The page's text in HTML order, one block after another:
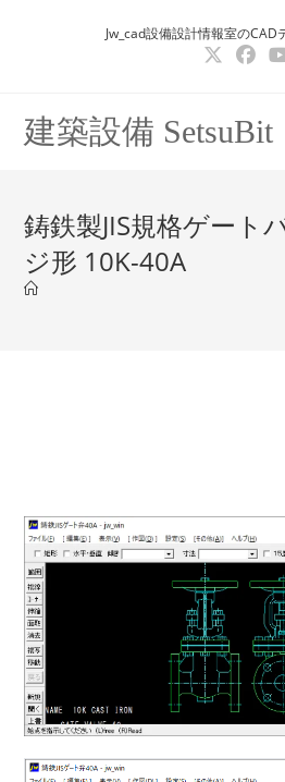
Jw_cad設備設計情報室のCAD
建築設備 SetsuBit
鋳鉄製JIS規格ゲート
ジ形 10K-40A